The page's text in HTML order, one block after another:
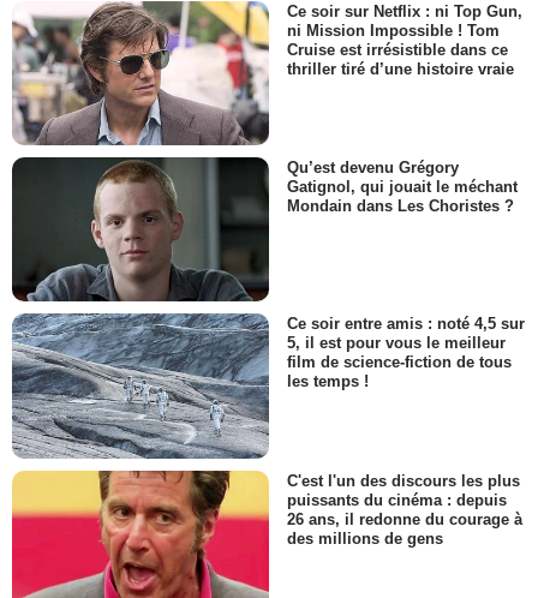
Ce soir sur Netflix : ni Top Gun,
ni Mission Impossible ! Tom
Cruise est irrésistible dans ce
thriller tiré d’une histoire vraie
Qu’est devenu Grégory
Gatignol, qui jouait le méchant
Mondain dans Les Choristes ?
Ce soir entre amis : noté 4,5 sur
5, il est pour vous le meilleur
film de science-fiction de tous
les temps !
C'est l'un des discours les plus
puissants du cinéma : depuis
26 ans, il redonne du courage à
des millions de gens